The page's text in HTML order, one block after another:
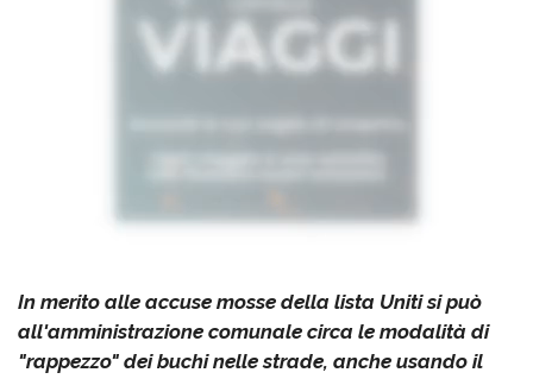
In merito alle accuse mosse della lista Uniti si può
all'amministrazione comunale circa le modalità di
"rappezzo" dei buchi nelle strade, anche usando il